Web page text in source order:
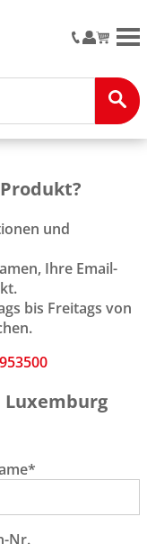
und
Ihre Email-
bis Freitags von
Luxemburg
Nr.